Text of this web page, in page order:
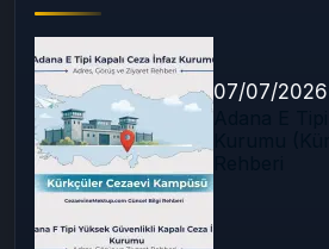
07/07/2026